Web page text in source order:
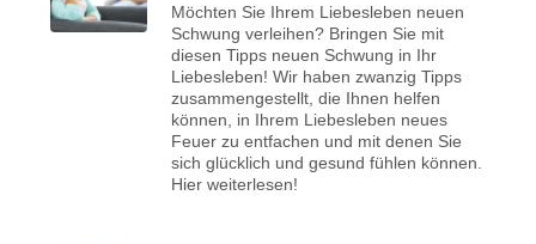
Möchten Sie Ihrem Liebesleben neuen
Schwung verleihen? Bringen Sie mit
diesen Tipps neuen Schwung in Ihr
Liebesleben! Wir haben zwanzig Tipps
zusammengestellt, die Ihnen helfen
können, in Ihrem Liebesleben neues
Feuer zu entfachen und mit denen Sie
sich glücklich und gesund fühlen können.
Hier weiterlesen!